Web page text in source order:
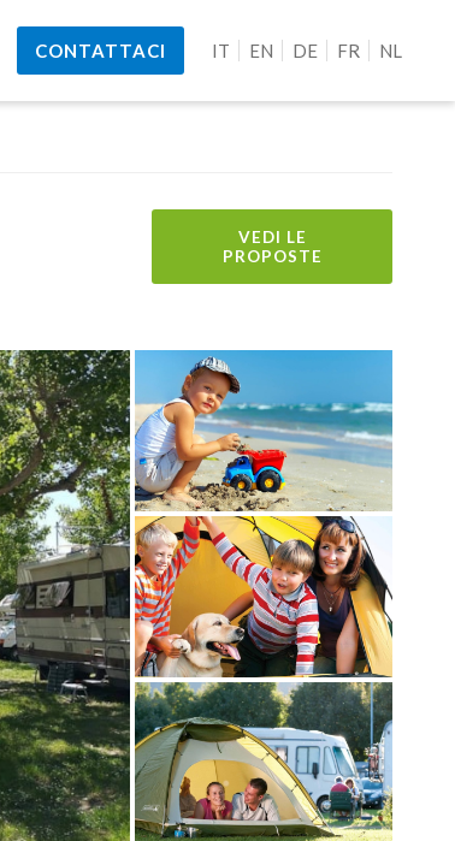
CONTATTACI IT EN DE FR NL
VEDI LE
PROPOSTE